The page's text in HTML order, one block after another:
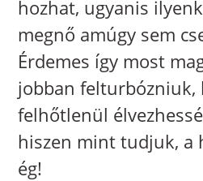
hozhat, ugyanis
megnő amúgy sem
Érdemes így most
jobban felturbózniuk,
felhőtlenül
hiszen mint tudjuk, a
ég!